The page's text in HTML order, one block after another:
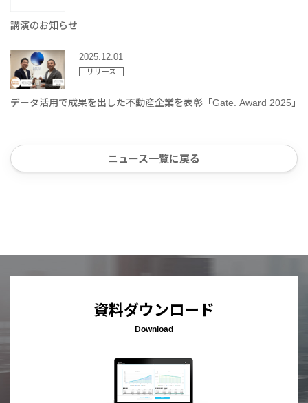
講演のお知らせ
2025.12.01
リリース
データ活用で成果を出した不動産企業を表彰「Gate. Award 2025」
ニュース一覧に戻る
資料ダウンロード
Download